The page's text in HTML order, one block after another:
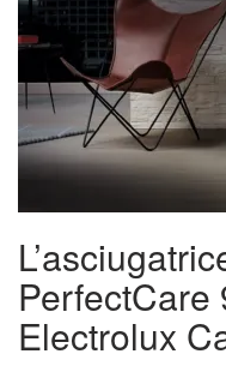
PerfectCare
Electrolux